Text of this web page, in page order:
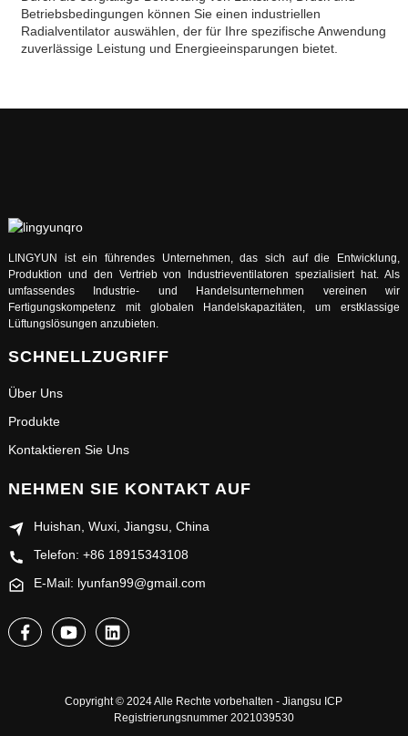
Betriebsbedingungen können Sie einen industriellen
Radialventilator auswählen, der für Ihre spezifische Anwendung
zuverlässige Leistung und Energieeinsparungen bietet.
LINGYUN ist ein führendes Unternehmen, das sich auf die Entwicklung,
Produktion und den Vertrieb von Industrieventilatoren spezialisiert hat. Als
umfassendes Industrie- und Handelsunternehmen vereinen wir
Fertigungskompetenz mit globalen Handelskapazitäten, um erstklassige
Lüftungslösungen anzubieten.
SCHNELLZUGRIFF
Über Uns
Produkte
Kontaktieren Sie Uns
NEHMEN SIE KONTAKT AUF
Huishan, Wuxi, Jiangsu, China
Telefon: +86 18915343108
E-Mail: lyunfan99@gmail.com
Copyright © 2024 Alle Rechte vorbehalten - Jiangsu ICP
Registrierungsnummer 2021039530